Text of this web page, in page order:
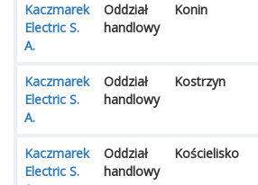
Kaczmarek
Electric S.
A.
Oddział
handlowy
Konin
Kaczmarek
Electric S.
A.
Oddział
handlowy
Kostrzyn
Kaczmarek
Electric S.
Oddział
handlowy
Kościelisko